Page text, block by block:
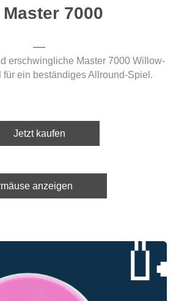
Master 7000
erschwingliche Master 7000 Willow-
für ein beständiges Allround-Spiel.
Jetzt kaufen
anzeigen